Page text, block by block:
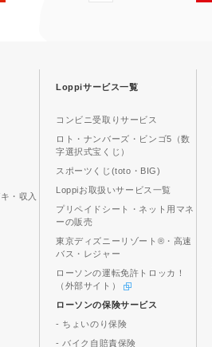
・収入
Loppiサービス一覧
コンビニ受取りサービス
ロト・ナンバーズ・ビンゴ5（数
字選択式宝くじ）
スポーツくじ(toto・BIG)
Loppiお取扱いサービス一覧
プリペイドシート・ネット用マネ
ーの販売
東京ディズニーリゾート®・高速
バス・レジャー
ローソンの運転免許トロッカ！
（外部サイト）
ローソンの保険サービス
- ちょいのり保険
- バイク自賠責保険